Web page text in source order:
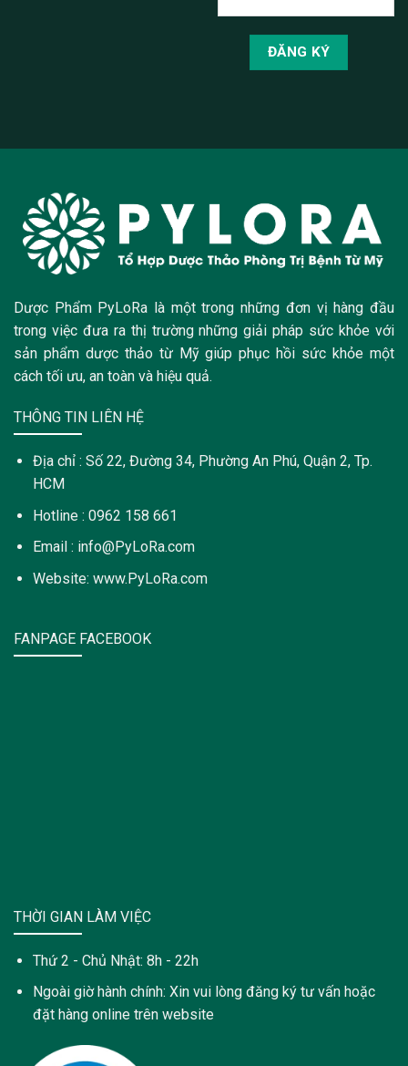
Dược Phẩm PyLoRa là một trong những đơn vị hàng đầu
trong việc đưa ra thị trường những giải pháp sức khỏe với
sản phẩm dược thảo từ Mỹ giúp phục hồi sức khỏe một
cách tối ưu, an toàn và hiệu quả.
THÔNG TIN LIÊN HỆ
Địa chỉ : Số 22, Đường 34, Phường An Phú, Quận 2, Tp.
HCM
Hotline : 0962 158 661
Email : info@PyLoRa.com
Website: www.PyLoRa.com
FANPAGE FACEBOOK
THỜI GIAN LÀM VIỆC
Thứ 2 - Chủ Nhật: 8h - 22h
Ngoài giờ hành chính: Xin vui lòng đăng ký tư vấn hoặc
đặt hàng online trên website